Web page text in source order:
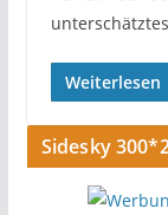
unterschätztes
Weiterlesen
Sidesky